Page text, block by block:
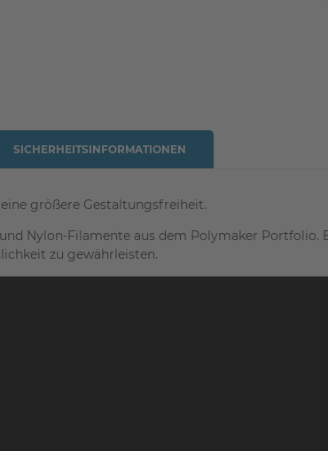
größere Gestaltungsfreiheit.
Nylon-Filamente aus dem Polymaker
zu gewährleisten.
SICHERHEITSINFORMATIONEN